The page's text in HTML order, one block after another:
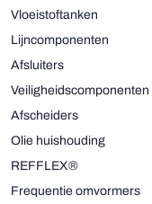
Vloeistoftanken
Lijncomponenten
Afsluiters
Veiligheidscomponenten
Afscheiders
Olie huishouding
REFFLEX®
Frequentie omvormers